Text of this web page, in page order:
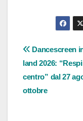
articoli
Dancescreen
land 2026:
centro” dal 27
ottobre